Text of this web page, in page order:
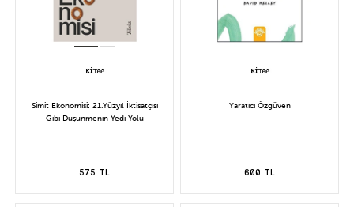
Simit Ekonomisi: 21.Yüzyıl İktisatçısı
Gibi Düşünmenin Yedi Yolu
575 TL
Yaratıcı Özgüven
600 TL